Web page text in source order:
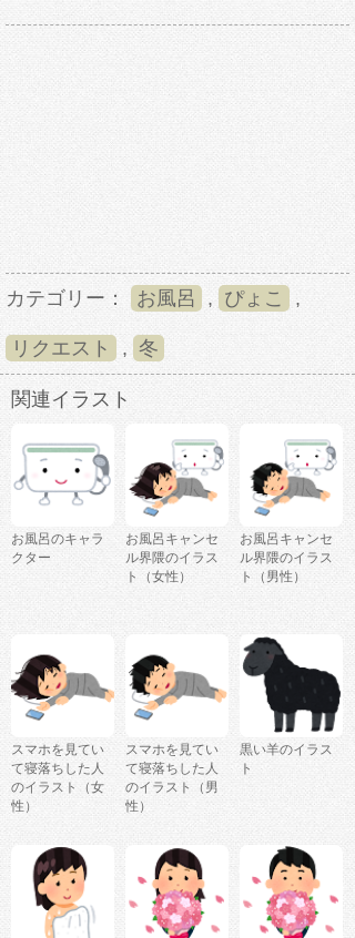
カテゴリー： お風呂 , ぴょこ ,
リクエスト , 冬
関連イラスト
お風呂のキャラ
クター
お風呂キャンセ
ル界隈のイラス
ト（女性）
お風呂キャンセ
ル界隈のイラス
ト（男性）
スマホを見てい
て寝落ちした人
のイラスト（女
性）
スマホを見てい
て寝落ちした人
のイラスト（男
性）
黒い羊のイラス
ト